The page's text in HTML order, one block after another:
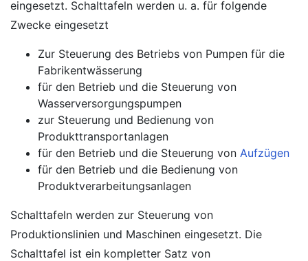
eingesetzt. Schalttafeln werden u. a. für folgende
Zwecke eingesetzt
Zur Steuerung des Betriebs von Pumpen für die
Fabrikentwässerung
für den Betrieb und die Steuerung von
Wasserversorgungspumpen
zur Steuerung und Bedienung von
Produkttransportanlagen
für den Betrieb und die Steuerung von Aufzügen
für den Betrieb und die Bedienung von
Produktverarbeitungsanlagen
Schalttafeln werden zur Steuerung von
Produktionslinien und Maschinen eingesetzt. Die
Schalttafel ist ein kompletter Satz von